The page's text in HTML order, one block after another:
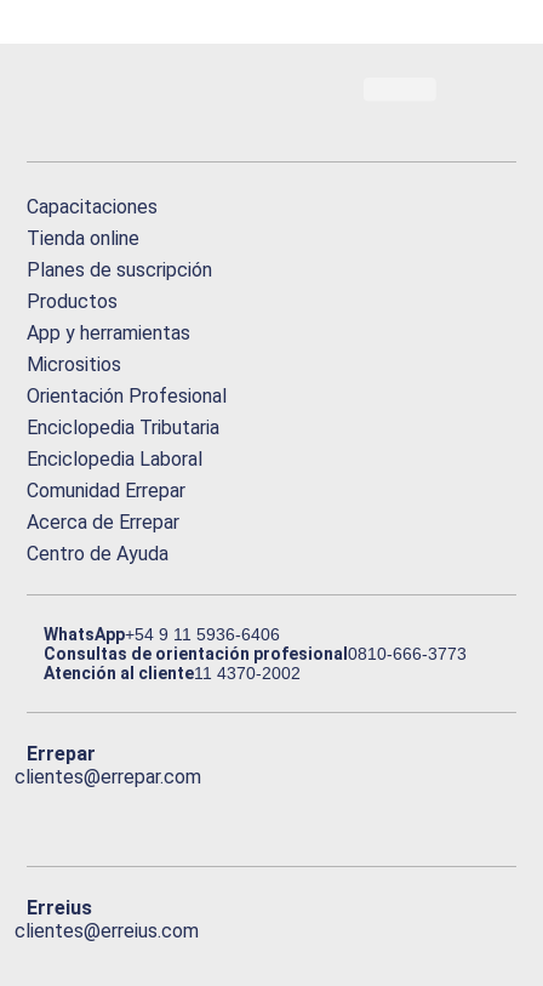
Capacitaciones
Tienda online
Planes de suscripción
Productos
App y herramientas
Micrositios
Orientación Profesional
Enciclopedia Tributaria
Enciclopedia Laboral
Comunidad Errepar
Acerca de Errepar
Centro de Ayuda
WhatsApp+54 9 11 5936-6406
Consultas de orientación profesional0810-666-3773
Atención al cliente11 4370-2002
Errepar
clientes@errepar.com
Erreius
clientes@erreius.com